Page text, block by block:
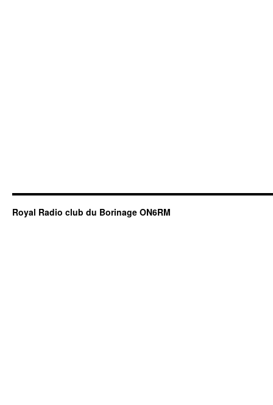
Royal Radio club du Borinage ON6RM